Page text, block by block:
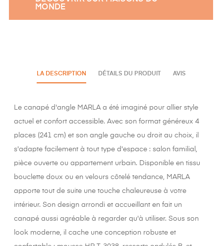
MONDE
LA DESCRIPTION DÉTAILS DU PRODUIT AVIS
Le canapé d'angle MARLA a été imaginé pour allier style
actuel et confort accessible. Avec son format généreux 4
places (241 cm) et son angle gauche ou droit au choix, il
s'adapte facilement à tout type d'espace : salon familial,
pièce ouverte ou appartement urbain. Disponible en tissu
bouclette doux ou en velours côtelé tendance, MARLA
apporte tout de suite une touche chaleureuse à votre
intérieur. Son design arrondi et accueillant en fait un
canapé aussi agréable à regarder qu'à utiliser. Sous son
look moderne, il cache une conception robuste et